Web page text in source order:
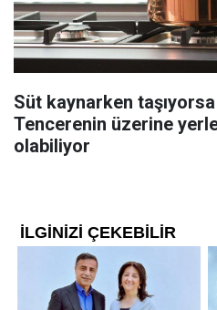
Süt kaynarken
Tencerenin üzerine
olabiliyor